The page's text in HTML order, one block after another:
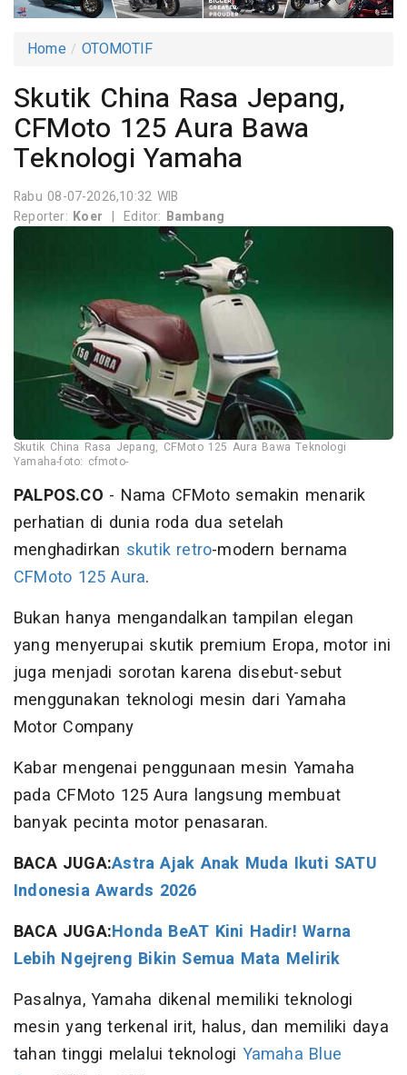
Home OTOMOTIF
Skutik China Rasa Jepang,
CFMoto 125 Aura Bawa
Teknologi Yamaha
Rabu 08-07-2026,10:32 WIB
Reporter: Koer | Editor: Bambang
Skutik China Rasa Jepang, CFMoto 125 Aura Bawa Teknologi
Yamaha-foto: cfmoto-
PALPOS.CO - Nama CFMoto semakin menarik
perhatian di dunia roda dua setelah
menghadirkan skutik retro-modern bernama
CFMoto 125 Aura.
Bukan hanya mengandalkan tampilan elegan
yang menyerupai skutik premium Eropa, motor ini
juga menjadi sorotan karena disebut-sebut
menggunakan teknologi mesin dari Yamaha
Motor Company
Kabar mengenai penggunaan mesin Yamaha
pada CFMoto 125 Aura langsung membuat
banyak pecinta motor penasaran.
BACA JUGA:Astra Ajak Anak Muda Ikuti SATU
Indonesia Awards 2026
BACA JUGA:Honda BeAT Kini Hadir! Warna
Lebih Ngejreng Bikin Semua Mata Melirik
Pasalnya, Yamaha dikenal memiliki teknologi
mesin yang terkenal irit, halus, dan memiliki daya
tahan tinggi melalui teknologi Yamaha Blue